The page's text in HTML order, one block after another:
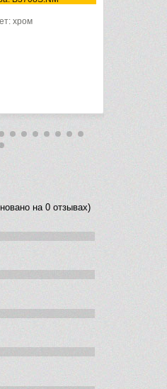
хром
на 0 отзывах)